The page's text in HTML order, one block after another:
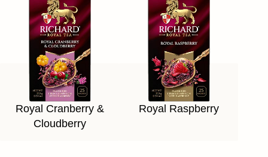
Royal Cranberry &
Cloudberry
Royal Raspberry